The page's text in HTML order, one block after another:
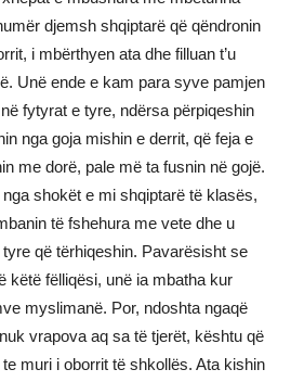
djemsh shqiptarë që qëndronin
i mbërthyen ata dhe filluan t’u
Unë ende e kam para syve pamjen
fytyrat e tyre, ndërsa përpiqeshin
nga goja mishin e derrit, që feja e
me dorë, pale më ta fusnin në gojë.
shokët e mi shqiptarë të klasës,
të fshehura me vete dhe u
që tërhiqeshin. Pavarësisht se
këtë fëlliqësi, unë ia mbatha kur
myslimanë. Por, ndoshta ngaqë
vrapova aq sa të tjerët, kështu që
muri i oborrit të shkollës. Ata kishin